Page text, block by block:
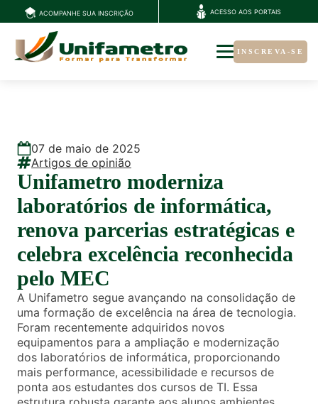
ACOMPANHE SUA INSCRIÇÃO ACESSO AOS PORTAIS
INSCREVA-SE
07 de maio de 2025
Artigos de opinião
Unifametro moderniza
laboratórios de informática,
renova parcerias estratégicas e
celebra excelência reconhecida
pelo MEC
A Unifametro segue avançando na consolidação de
uma formação de excelência na área de tecnologia.
Foram recentemente adquiridos novos
equipamentos para a ampliação e modernização
dos laboratórios de informática, proporcionando
mais performance, acessibilidade e recursos de
ponta aos estudantes dos cursos de TI. Essa